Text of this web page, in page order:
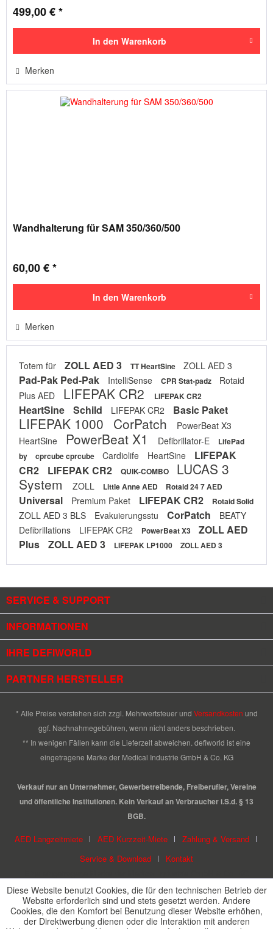
499,00 € *
In den Warenkorb
Merken
Wandhalterung für SAM 350/360/500
60,00 € *
In den Warenkorb
Merken
Totem für ZOLL AED 3 TT HeartSine ZOLL AED 3
Pad-Pak Ped-Pak IntelliSense CPR Stat-padz
Rotaid
Plus AED
LIFEPAK CR2 LIFEPAK CR2
HeartSine Schild LIFEPAK CR2 Basic Paket
LIFEPAK 1000 CorPatch
PowerBeat X3
HeartSine
PowerBeat X1 Defibrillator-E
LifePad
by
cprcube cprcube Cardiolife HeartSine
LIFEPAK
CR2
LIFEPAK CR2 QUIK-COMBO
LUCAS 3
System
ZOLL Little Anne AED Rotaid 24 7 AED
Universal Premium Paket LIFEPAK CR2 Rotaid Solid
ZOLL AED 3 BLS Evakuierungsstu CorPatch
BEATY
Defibrillations
LIFEPAK CR2 PowerBeat X3
ZOLL AED
Plus
ZOLL AED 3 LIFEPAK LP1000 ZOLL AED 3
SERVICE & SUPPORT
INFORMATIONEN
IHRE DEFIWORLD
PARTNER HERSTELLER
* Alle Preise verstehen sich zzgl. Mehrwertsteuer und Versandkosten und
ggf. Nachnahmegebühren, wenn nicht anders beschrieben.
** In wenigen Fällen kann die Lieferzeit abweichen. defiworld ist eine
eingetragene Marke der Medical Industrie GmbH & Co. KG
Verkauf nur an Unternehmer, Gewerbetreibende, Freiberufler, Vereine
und öffentliche Institutionen. Kein Verkauf an Verbraucher i.S.d. § 13
BGB.
AED Langzeitmiete AED Kurzzeit-Miete
Zahlung & Versand
Service & Download
Kontakt
Diese Website benutzt Cookies, die für den technischen Betrieb der
Website erforderlich sind und stets gesetzt werden. Andere
Cookies, die den Komfort bei Benutzung dieser Website erhöhen,
der Direktwerbung dienen oder die Interaktion mit anderen